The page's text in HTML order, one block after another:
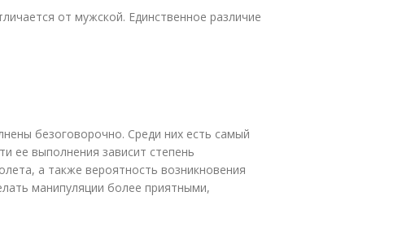
от мужской. Единственное различие
безоговорочно. Среди них есть самый
ее выполнения зависит степень
а также вероятность возникновения
манипуляции более приятными,